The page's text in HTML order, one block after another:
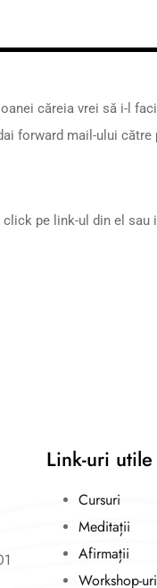
căreia vrei să i-l
forward mail-ului
pe link-ul din el
Link-uri utile
Cursuri
Meditații
Afirmații
Workshop-uri